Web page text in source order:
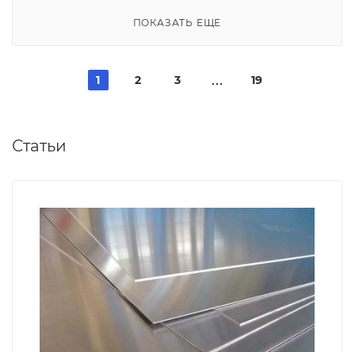
ПОКАЗАТЬ ЕЩЕ
1 2 3 19
Статьи